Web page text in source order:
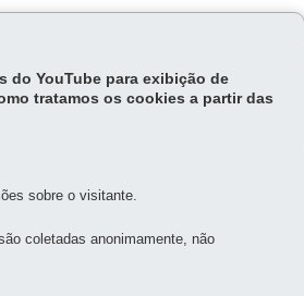
do YouTube para exibição de
tratamos os cookies a partir das
sobre o visitante.
coletadas anonimamente, não